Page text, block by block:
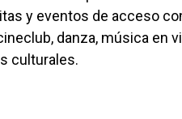
y eventos de acceso
danza, música en
culturales.